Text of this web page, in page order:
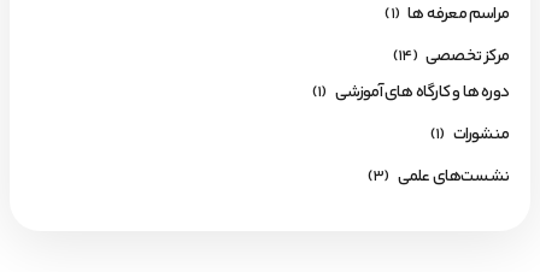
مراسم معرفه ها (1)
مرکز تخصصی (14)
دوره ها و کارگاه های آموزشی (1)
منشورات (1)
نشست‌های علمی (3)